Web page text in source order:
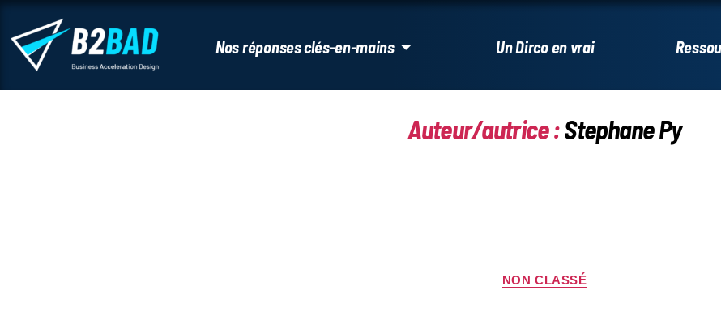
Nos réponses clés-en-mains Un Dirco en vrai
Auteur/autrice :Stephane Py
NON CLASSÉ